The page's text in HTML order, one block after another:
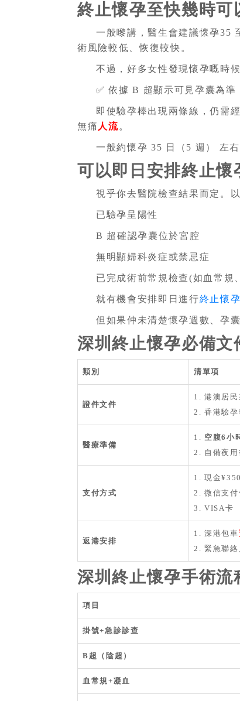
終止懷孕至快幾時可
一般嚟講，醫生會建議懷孕35
術風險較低、恢復較快。
不過，好多女性發現懷孕嘅時
✅ 依據 B 超顯示可見孕囊為準
即使驗孕棒出現兩條線，仍需
無痛 人流。
一般約懷孕 35 日（5 週） 左
可以即日安排終止懷
視乎你去醫院檢查結果而定。
已驗孕呈陽性
B 超確認孕囊位於宮腔
無明顯婦科炎症或禁忌症
已完成術前常規檢查(如血常規
就有機會安排即日進行終止懷
但如果仲未清楚懷孕週數、孕
深圳終止懷孕必備
類別 清單項
證件文件
1. 港澳居
2. 香港驗孕
醫療準備
1. 空腹6小
2. 自備夜用
支付方式
1. 現金
2. 微信支付
3. VISA卡
返港安排
1. 深港包車
2. 緊急聯絡
深圳終止懷孕手術流
項目
掛號+急診診查
B超（陰超）
血常規+凝血